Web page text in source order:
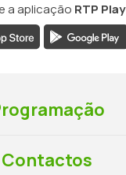
a aplicação RTP Play
Contactos